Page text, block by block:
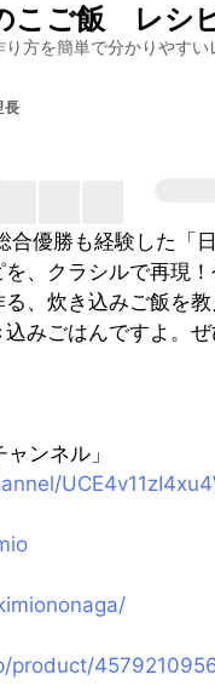
こご飯 レシ
り方を簡単で分かりやす
長
合優勝も経験した「
、クラシルで再現
、炊き込みご飯を
みごはんですよ。
ンネル」